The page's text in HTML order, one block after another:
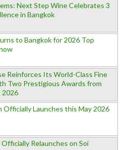
Next Step Wine Celebrates 3
in Bangkok
to Bangkok for 2026 Top
Reinforces Its World-Class Fine
Two Prestigious Awards from
2026
Officially Launches this May 2026
Officially Relaunches on Soi